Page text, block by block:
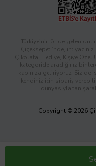
Türkiye’nin önde gelen
Çiçeksepeti’nde,
Çikolata, Hediye, Kişiye Özel
kategoride aradığınız
kapınıza getiriyoruz! Siz
kendiniz için sipariş
dünyasıyla
Copyright © 2026